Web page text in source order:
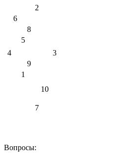
2
6
8
5
4
3
9
1
10
7
Вопросы: